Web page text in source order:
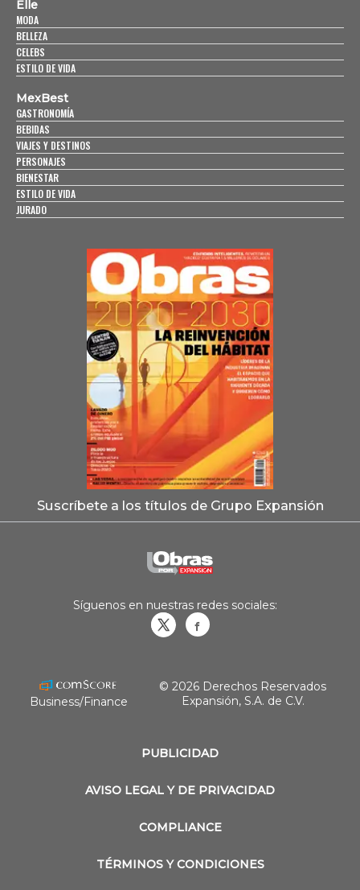
Elle
MODA
BELLEZA
CELEBS
ESTILO DE VIDA
MexBest
GASTRONOMÍA
BEBIDAS
VIAJES Y DESTINOS
PERSONAJES
BIENESTAR
ESTILO DE VIDA
JURADO
Suscríbete a los títulos de Grupo Expansión
PUBLICIDAD
AVISO LEGAL Y DE PRIVACIDAD
COMPLIANCE
TÉRMINOS Y CONDICIONES
Síguenos en nuestras redes sociales:
Business/Finance
© 2026 Derechos Reservados
Expansión, S.A. de C.V.